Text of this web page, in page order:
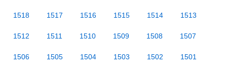
1518 1517 1516 1515 1514 1513
1512 1511 1510 1509 1508 1507
1506 1505 1504 1503 1502 1501